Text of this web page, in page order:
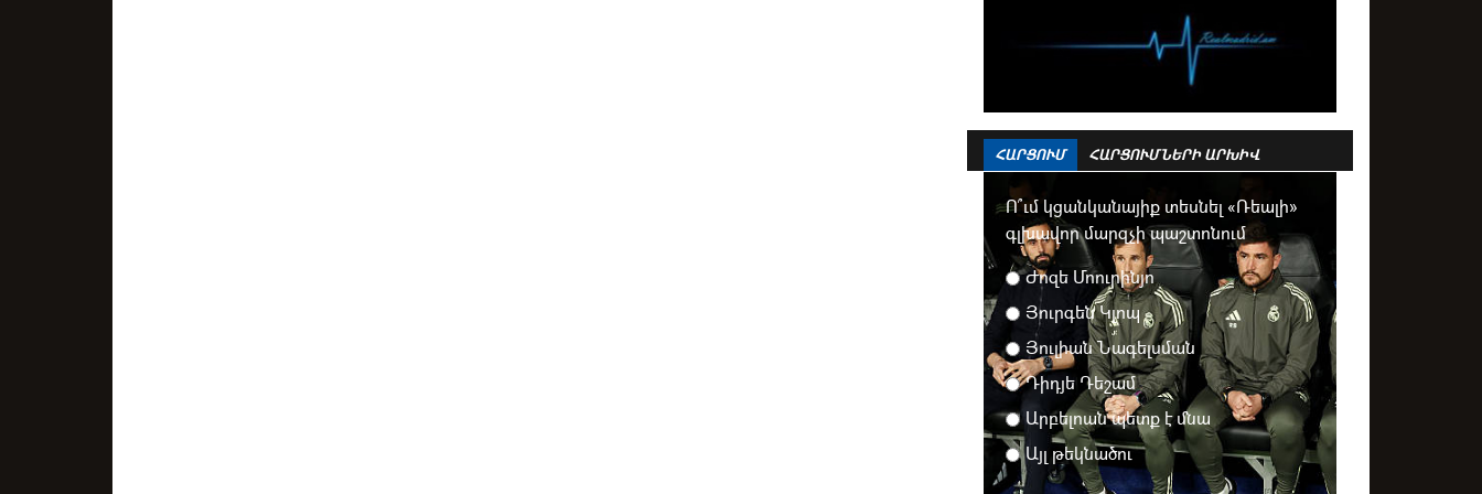
ՀԱՐՑՈՒՄ ՀԱՐՑՈՒՄՆԵՐԻ ԱՐԽԻՎ
Ո՞ւմ կցանկանայիք տեսնել «Ռեալի»
գլխավոր մարզչի պաշտոնում
Ժոզե Մոուրինյո
Յուրգեն Կլոպ
Յուլիան Նագելսման
Դիդյե Դեշամ
Արբելոան պետք է մնա
Այլ թեկնածու